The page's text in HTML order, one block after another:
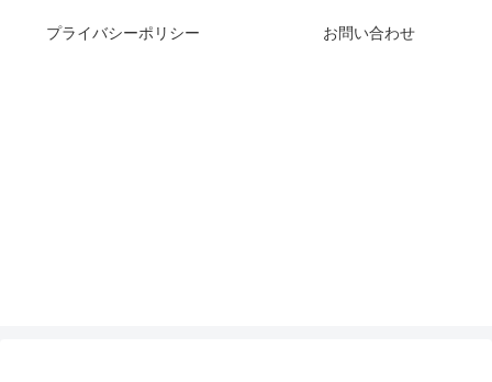
プライバシーポリシー お問い合わせ